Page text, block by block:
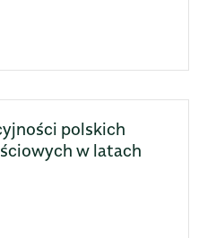
polskich
w latach